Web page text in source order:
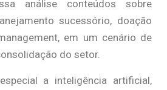
análise conteúdos sobre
sucessório, doação
em um cenário de
do setor.
a inteligência artificial,